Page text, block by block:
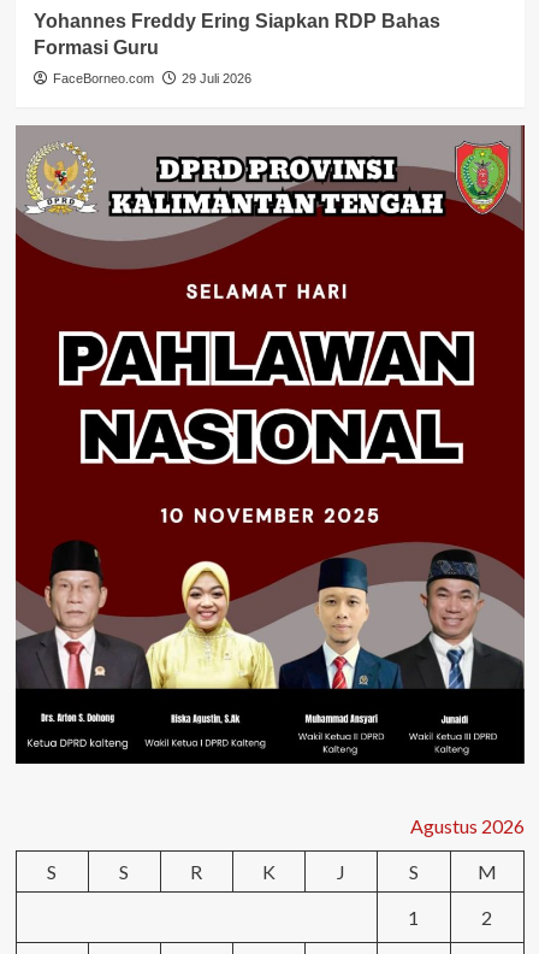
Yohannes Freddy Ering Siapkan RDP Bahas
Formasi Guru
FaceBorneo.com 29 Juli 2026
Agustus 2026
S
S R K J S
M
1
2